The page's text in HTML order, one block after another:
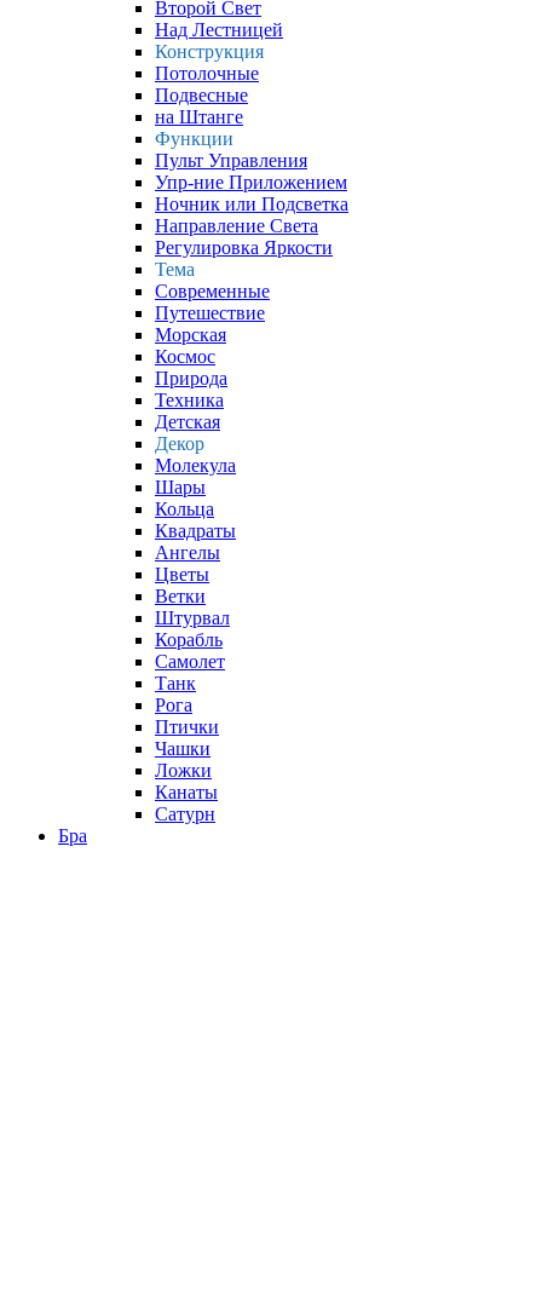
Второй Свет
Над Лестницей
Конструкция
Потолочные
Подвесные
на Штанге
Функции
Пульт Управления
Упр-ние Приложением
Ночник или Подсветка
Направление Света
Регулировка Яркости
Тема
Современные
Путешествие
Морская
Космос
Природа
Техника
Детская
Декор
Молекула
Шары
Кольца
Квадраты
Ангелы
Цветы
Ветки
Штурвал
Корабль
Самолет
Танк
Рога
Птички
Чашки
Ложки
Канаты
Сатурн
Бра